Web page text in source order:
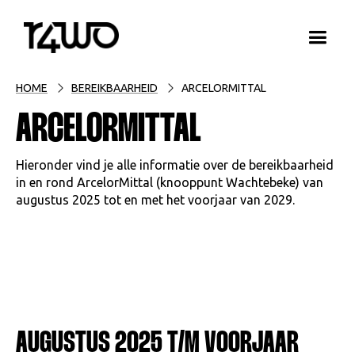
HOME BEREIKBAARHEID ARCELORMITTAL
ARCELORMITTAL
Hieronder vind je alle informatie over de bereikbaarheid
in en rond ArcelorMittal (knooppunt Wachtebeke) van
augustus 2025 tot en met het voorjaar van 2029.
AUGUSTUS 2025 T/M VOORJAAR